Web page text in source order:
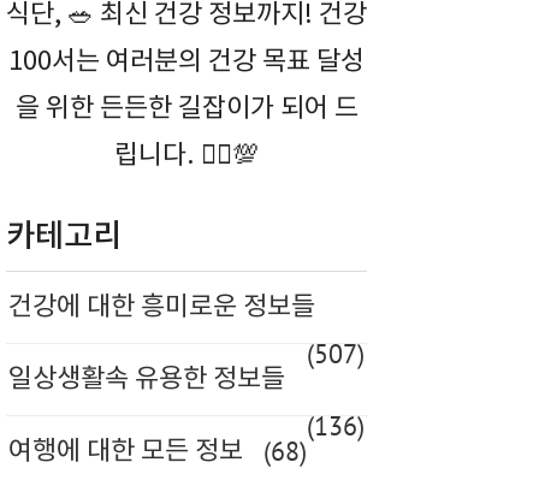
식단, 🥗 최신 건강 정보까지! 건강
100서는 여러분의 건강 목표 달성
을 위한 든든한 길잡이가 되어 드
립니다. 🚶‍♀️💯
카테고리
건강에 대한 흥미로운 정보들
(507)
일상생활속 유용한 정보들
(136)
여행에 대한 모든 정보 (68)